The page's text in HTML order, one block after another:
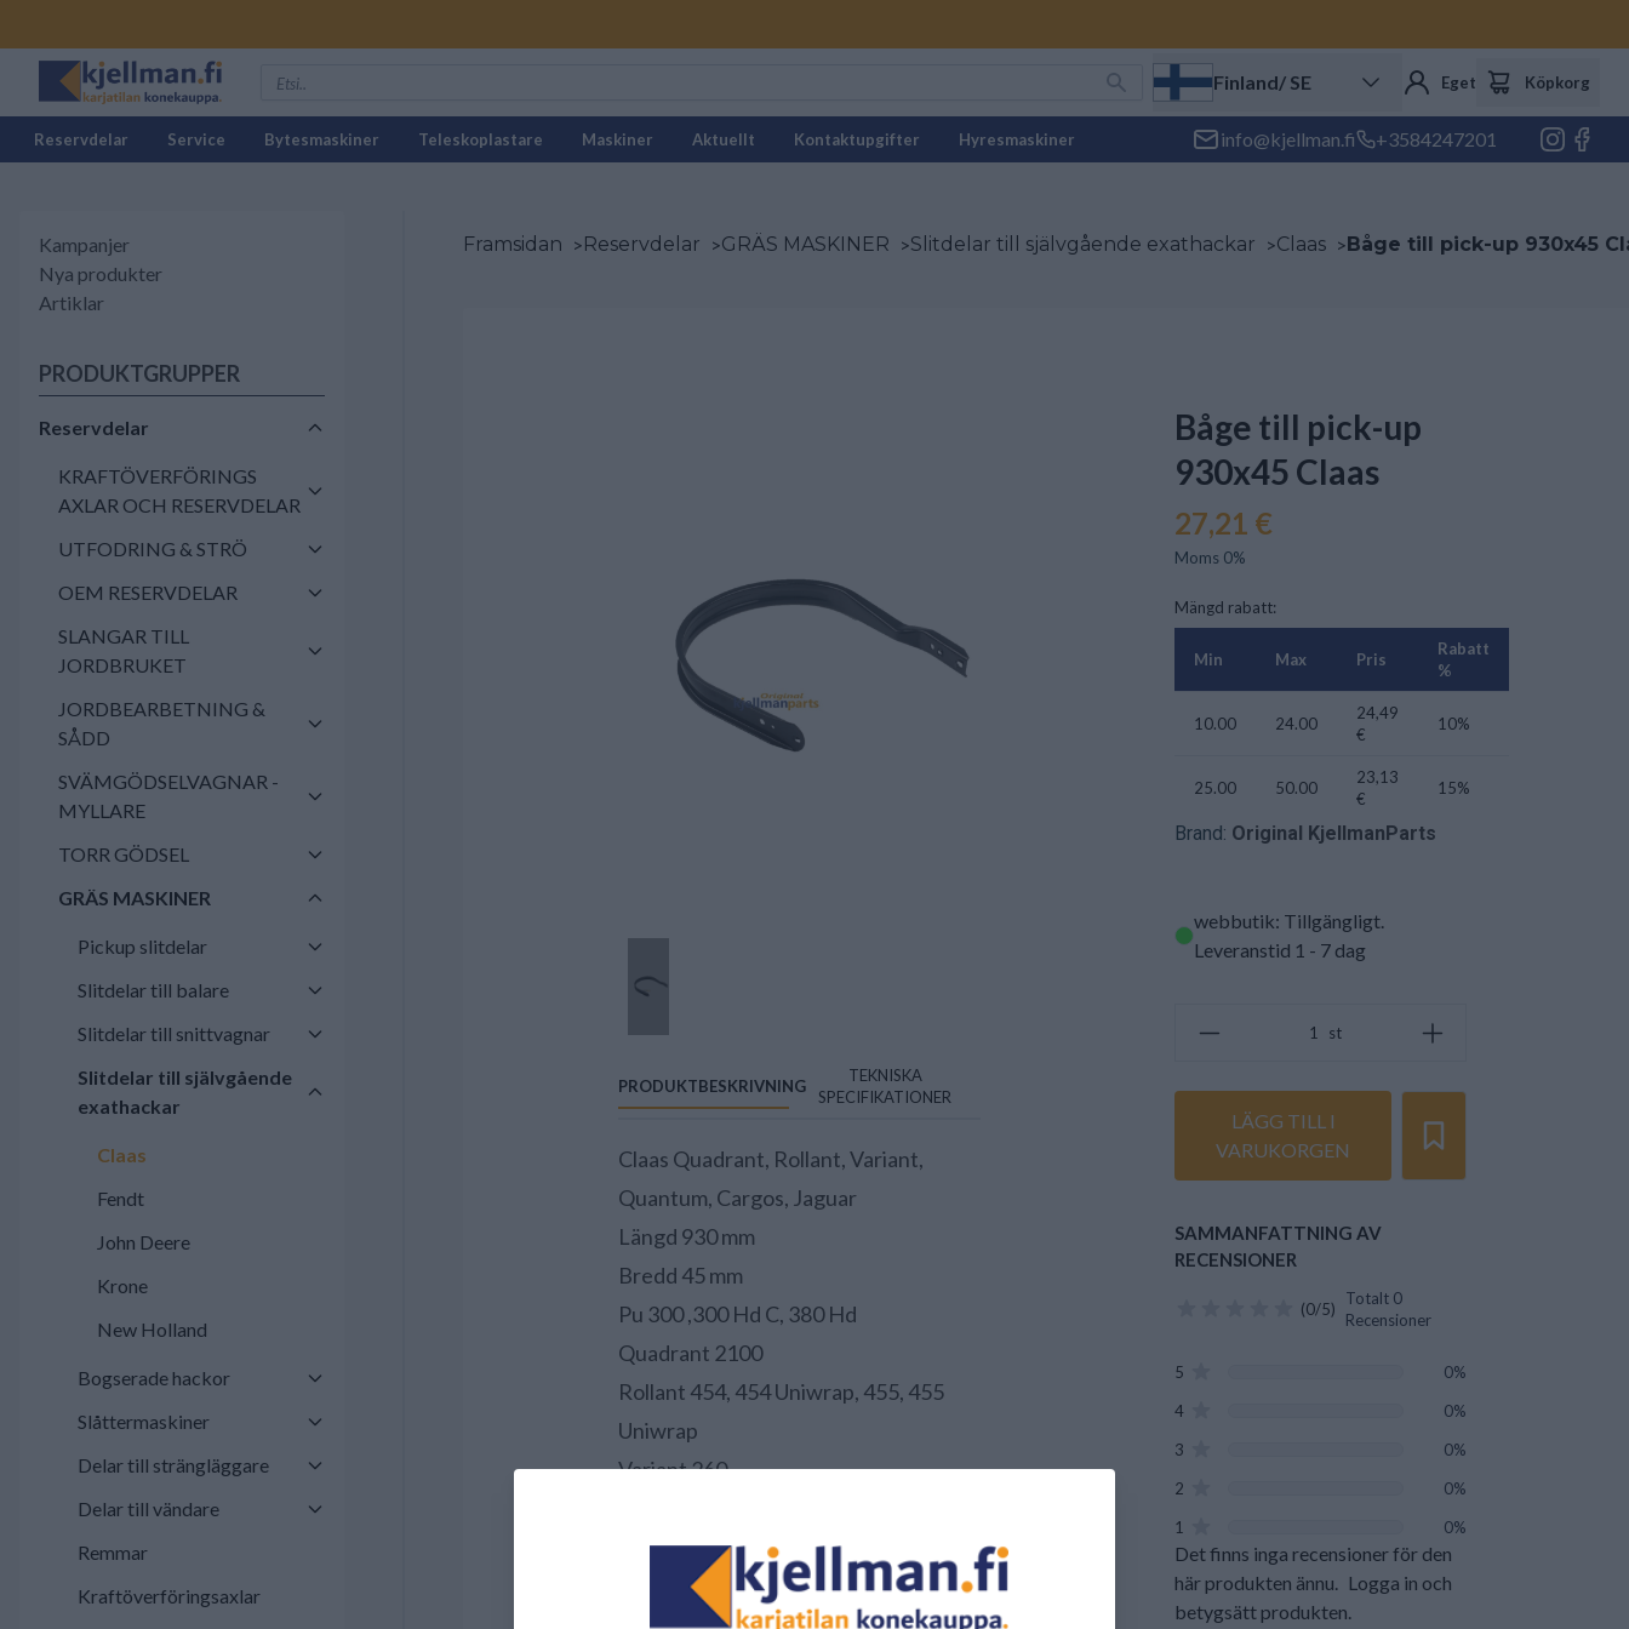
Finland/ SE Eget konto Köpkorg
Reservdelar Service Bytesmaskiner Teleskoplastare Maskiner Aktuellt Kontaktupgifter Hyresmaskiner info@kjellman.fi +3584247201
Kampanjer
Nya produkter
Artiklar
PRODUKTGRUPPER
Reservdelar
KRAFTÖVERFÖRINGS
AXLAR OCH RESERVDELAR
UTFODRING & STRÖ
OEM RESERVDELAR
SLANGAR TILL
JORDBRUKET
JORDBEARBETNING &
SÅDD
SVÄMGÖDSELVAGNAR -
MYLLARE
TORR GÖDSEL
GRÄS MASKINER
Pickup slitdelar
Slitdelar till balare
Slitdelar till snittvagnar
Slitdelar till självgående
exathackar
Claas
Fendt
John Deere
Krone
New Holland
Bogserade hackor
Slåttermaskiner
Delar till strängläggare
Delar till vändare
Remmar
Kraftöverföringsaxlar
Framsidan >Reservdelar >GRÄS MASKINER >Slitdelar till självgående exathackar >Claas >Båge till pick-up 930x45
PRODUKTBESKRIVNING
TEKNISKA
SPECIFIKATIONER
Claas Quadrant, Rollant, Variant,
Quantum, Cargos, Jaguar
Längd 930 mm
Bredd 45 mm
Pu 300 ,300 Hd C, 380 Hd
Quadrant 2100
Rollant 454, 454 Uniwrap, 455, 455
Uniwrap
Variant 260
Artikelnummer: QQC100088
Båge till pick-up
930x45 Claas
27,21 €
Moms 0%
Mängd rabatt:
Min Max Pris
Rabatt
%
10.00 24.00
24,49
€
10%
25.00 50.00
23,13
€
15%
Brand: Original KjellmanParts
webbutik: Tillgängligt.
Leveranstid 1 - 7 dag
st
LÄGG TILL I
VARUKORGEN
SAMMANFATTNING AV
RECENSIONER
(0/5)
Totalt 0
Recensioner
5
0%
4
0%
3
0%
2
0%
1
0%
Det finns inga recensioner för den
här produkten ännu. Logga in och
betygsätt produkten.